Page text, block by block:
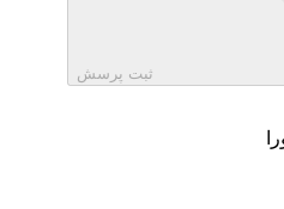
ثبت پرسش